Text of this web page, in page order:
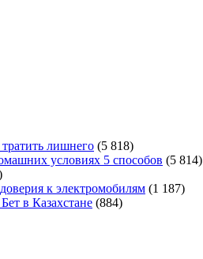
лишнего (5 818)
условиях 5 способов (5 814)
к электромобилям (1 187)
в Казахстане (884)